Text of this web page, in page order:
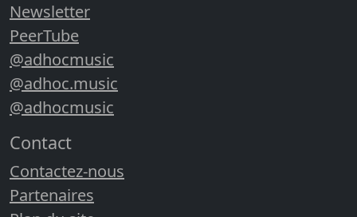
Newsletter
PeerTube
@adhocmusic
@adhoc.music
@adhocmusic
Contact
Contactez-nous
Partenaires